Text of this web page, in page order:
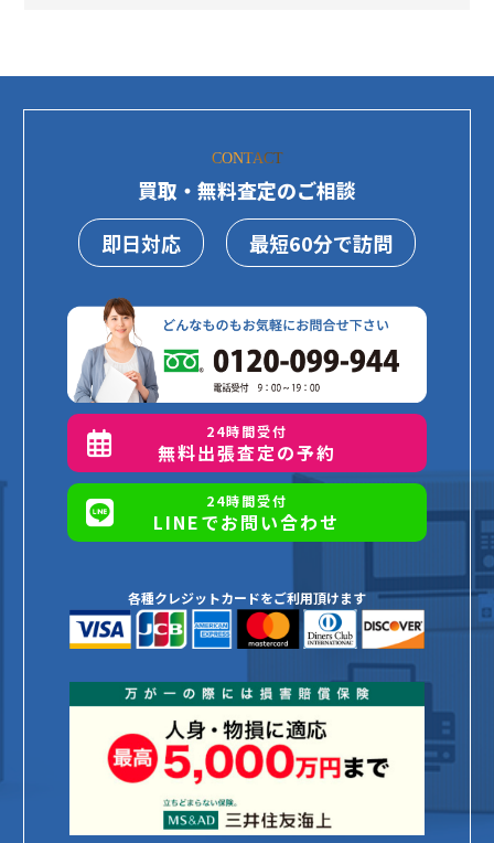
CONTACT
買取・無料査定のご相談
即日対応
最短60分で訪問
24時間受付
無料出張査定の予約
24時間受付
LINEでお問い合わせ
各種クレジットカードをご利用頂けます